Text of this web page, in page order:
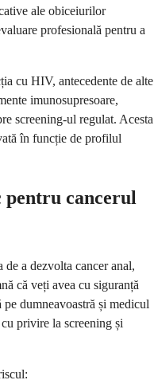
ale obiceiurilor
profesională pentru a
cu HIV, antecedente de alte
imunosupresoare,
screening-ul regulat. Acesta
în funcție de profilul
pentru cancerul
a dezvolta cancer anal,
că veți avea cu siguranță
dumneavoastră și medicul
privire la screening și